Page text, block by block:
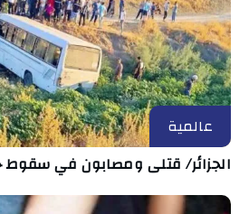
عالمية
الجزائر/ قتلى ومصابون في سقوط